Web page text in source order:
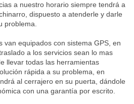
a nuestro horario siempre tendrá a
dispuesto a atenderle y darle
problema.
equipados con sistema GPS, en
a los servicios sean lo mas
llevar todas las herramientas
rápida a su problema, en
al cerrajero en su puerta, dándole
con una garantía por escrito.